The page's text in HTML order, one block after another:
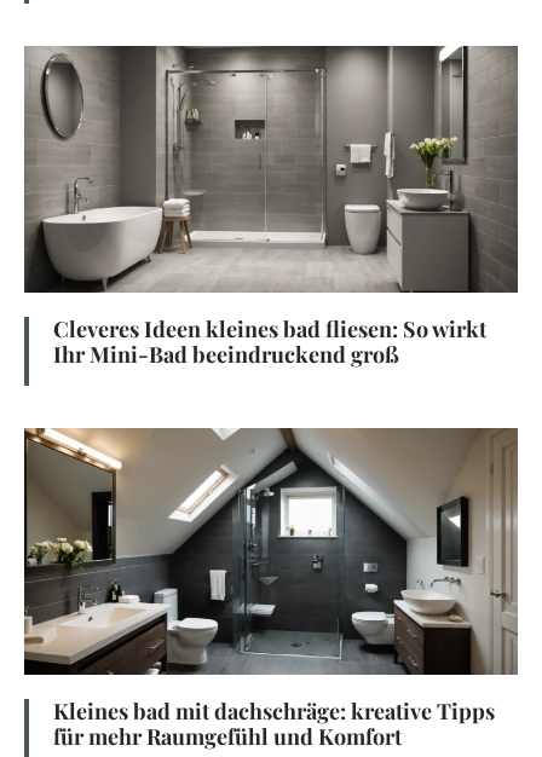
Cleveres Ideen kleines bad fliesen: So wirkt
Ihr Mini-Bad beeindruckend groß
Kleines bad mit dachschräge: kreative Tipps
für mehr Raumgefühl und Komfort